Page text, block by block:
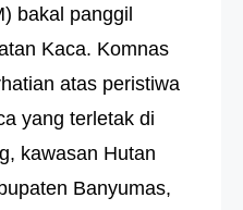
bakal panggil
Kaca. Komnas
atas peristiwa
yang terletak di
kawasan Hutan
Banyumas,